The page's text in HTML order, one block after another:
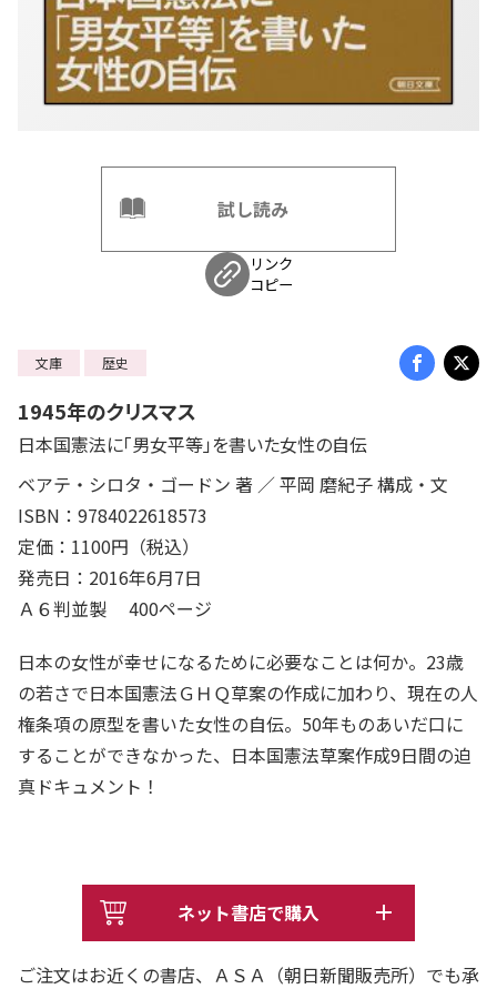
試し読み
リンク
コピー
文庫 歴史
1945年のクリスマス
日本国憲法に「男女平等」を書いた女性の自伝
ベアテ・シロタ・ゴードン 著 ／ 平岡 磨紀子 構成・文
ISBN：9784022618573
定価：1100円（税込）
発売日：2016年6月7日
Ａ６判並製 400ページ
日本の女性が幸せになるために必要なことは何か。23歳
の若さで日本国憲法ＧＨＱ草案の作成に加わり、現在の人
権条項の原型を書いた女性の自伝。50年ものあいだ口に
することができなかった、日本国憲法草案作成9日間の迫
真ドキュメント！
ネット書店で購入
ご注文はお近くの書店、ＡＳＡ（朝日新聞販売所）でも承